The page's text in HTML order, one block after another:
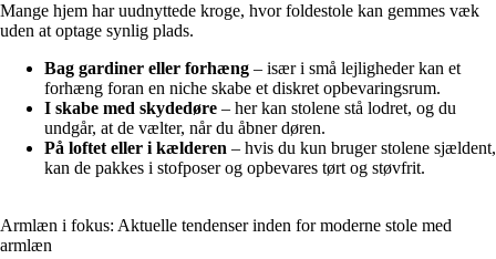
Mange hjem har uudnyttede kroge, hvor foldestole kan gemmes væk
uden at optage synlig plads.
Bag gardiner eller forhæng – især i små lejligheder kan et
forhæng foran en niche skabe et diskret opbevaringsrum.
I skabe med skydedøre – her kan stolene stå lodret, og du
undgår, at de vælter, når du åbner døren.
På loftet eller i kælderen – hvis du kun bruger stolene sjældent,
kan de pakkes i stofposer og opbevares tørt og støvfrit.
Armlæn i fokus: Aktuelle tendenser inden for moderne stole med
armlæn